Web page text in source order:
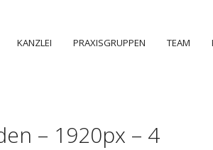
KANZLEI PRAXISGRUPPEN TEAM
– 1920px – 4